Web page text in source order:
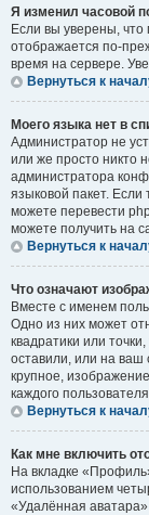
Я изменил часовой
Если вы уверены, что
отображается по-
время на сервере.
Вернуться к
Моего языка нет в
Администратор не
или же просто никто
администратора
языковой пакет. Если
можете перевести
можете получить на
Вернуться к
Что означают
Вместе с именем
Одно из них может
квадратики или
оставили, или на ваш
крупное,
каждого
Вернуться к
Как мне включить
На вкладке
использованием
«Удалённая